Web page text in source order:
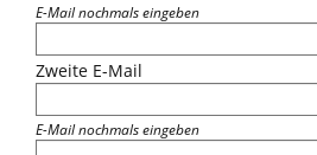
E-Mail nochmals eingeben
Zweite E-Mail
E-Mail nochmals eingeben